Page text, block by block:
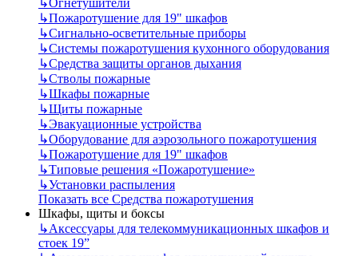
↳Огнетушители
↳Пожаротушение для 19" шкафов
↳Сигнально-осветительные приборы
↳Системы пожаротушения кухонного оборудования
↳Средства защиты органов дыхания
↳Стволы пожарные
↳Шкафы пожарные
↳Щиты пожарные
↳Эвакуационные устройства
↳Оборудование для аэрозольного пожаротушения
↳Пожаротушение для 19" шкафов
↳Типовые решения «Пожаротушение»
↳Установки распыления
Показать все Средства пожаротушения
Шкафы, щиты и боксы
↳Аксессуары для телекоммуникационных шкафов и
стоек 19”